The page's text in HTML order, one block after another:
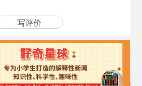
写评价